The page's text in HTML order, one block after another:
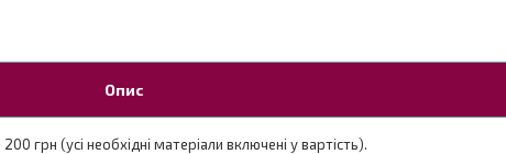
Опис
грн (усі необхідні матеріали включені у вартість).